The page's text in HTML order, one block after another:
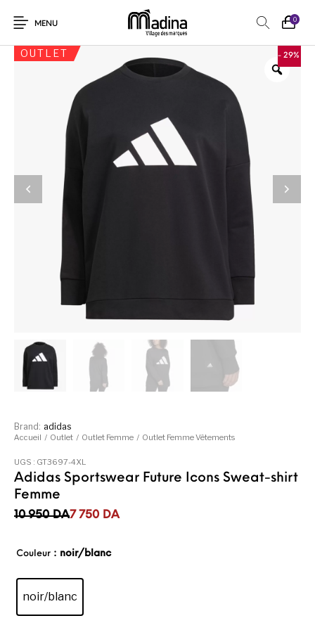
MENU
0
OUTLET - 29%
Accueil / Outlet / Outlet Femme / Outlet Femme Vêtements
Adidas Sportswear Future Icons Sweat-shirt
Femme
10 950 DA
Le prix initial était : 10 950DA.
7 750 DA
Le prix actuel est : 7 750DA.
Couleur : noir/blanc
noir/blanc
UGS : GT3697-4XL
Brand: adidas